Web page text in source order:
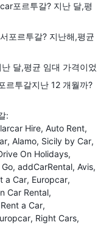
포르투갈? 지난 달,평
포르투갈? 지난해,평균
달,평균 임대 가격이었
르투갈지난 12 개월까?
:
Hire Auto Rent
Alamo Sicily by Car
On Holidays
addCarRental Avis
a Car Europcar
Car Rental
a Car
Right Cars